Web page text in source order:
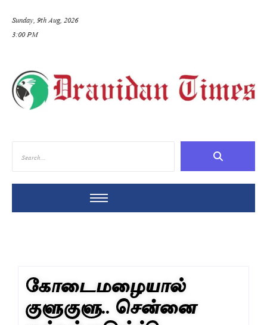
Sunday, 9th Aug, 2026
3:00 PM
கோடைமழையால்
குளுகுளு.. சென்னை